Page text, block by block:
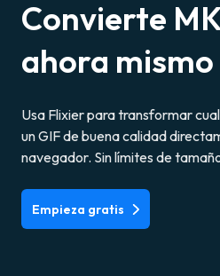
Convierte
ahora mismo
Usa Flixier para transformar
un GIF de buena calidad
navegador. Sin límites de
Empieza gratis